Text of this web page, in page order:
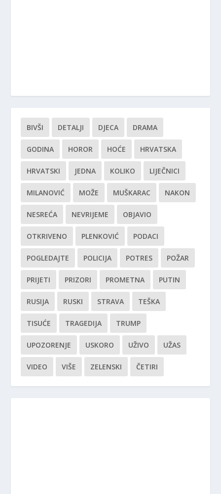
BIVŠI DETALJI DJECA DRAMA
GODINA HOROR HOĆE HRVATSKA
HRVATSKI JEDNA KOLIKO LIJEČNICI
MILANOVIĆ MOŽE MUŠKARAC NAKON
NESREĆA NEVRIJEME OBJAVIO
OTKRIVENO PLENKOVIĆ PODACI
POGLEDAJTE POLICIJA POTRES POŽAR
PRIJETI PRIZORI PROMETNA PUTIN
RUSIJA RUSKI STRAVA TEŠKA
TISUĆE TRAGEDIJA TRUMP
UPOZORENJE USKORO UŽIVO UŽAS
VIDEO VIŠE ZELENSKI ČETIRI